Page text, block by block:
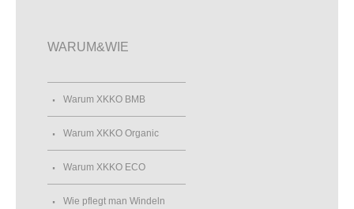
WARUM&WIE
Warum XKKO BMB
Warum XKKO Organic
Warum XKKO ECO
Wie pflegt man Windeln